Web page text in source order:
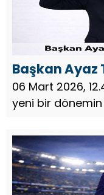
Başkan Ayaz
06 Mart 2026, 12.41,
yeni bir dönemin
Bekir Ayaz
Türkiye Futbol